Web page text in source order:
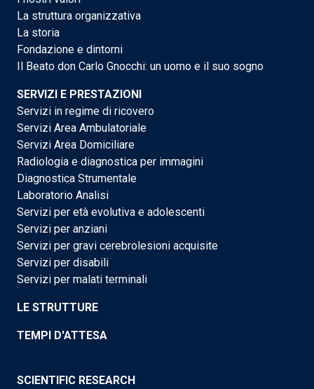
La struttura organizzativa
La storia
Fondazione e dintorni
Il Beato don Carlo Gnocchi: un uomo e il suo sogno
SERVIZI E PRESTAZIONI
Servizi in regime di ricovero
Servizi Area Ambulatoriale
Servizi Area Domiciliare
Radiologia e diagnostica per immagini
Diagnostica Strumentale
Laboratorio Analisi
Servizi per età evolutiva e adolescenti
Servizi per anziani
Servizi per gravi cerebrolesioni acquisite
Servizi per disabili
Servizi per malati terminali
LE STRUTTURE
TEMPI D'ATTESA
SCIENTIFIC RESEARCH